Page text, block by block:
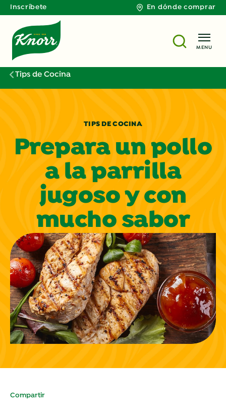
Inscríbete En dónde comprar
MENU
Tips de Cocina
TIPS DE COCINA
Prepara un pollo
a la parrilla
jugoso y con
mucho sabor
Compartir